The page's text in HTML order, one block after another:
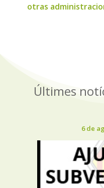
otras
Últimes
6 de